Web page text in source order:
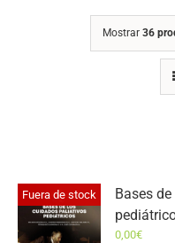
Mostrar 36
Fuera de stock
Bases
0,00€